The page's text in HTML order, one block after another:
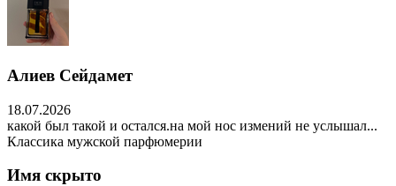
Алиев Сейдамет
18.07.2026
какой был такой и остался.на мой нос измений не услышал...
Классика мужской парфюмерии
Имя скрыто